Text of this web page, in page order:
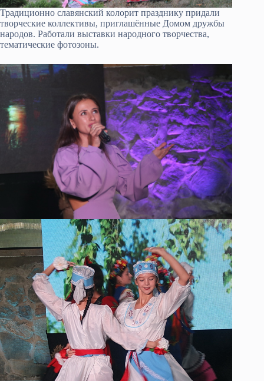
Традиционно славянский колорит празднику придали
творческие коллективы, приглашённые Домом дружбы
народов. Работали выставки народного творчества,
тематические фотозоны.